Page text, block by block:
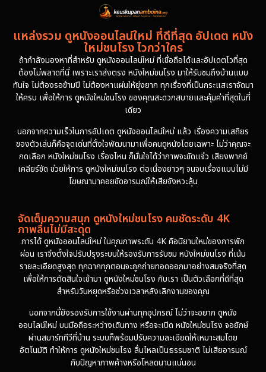
1986
1985
1981
1978
1974
แหล่งรวม ดูหนังออนไลน์ใหม่ ที่ดีที่สุด อัปเดต หนัง
ใหม่ชนโรง ไวกว่าใคร
ถ้ากำลังมองหาที่สำหรับ ดูหนังออนไลน์ใหม่ ที่เชื่อถือได้และอัปเดตไวที่สุด
ต้องไม่พลาดที่นี่ เพราะเราส่งตรง หนังใหม่ชนโรง มาให้รับชมถึงบ้านแบบ
ทันใจ ไม่ต้องรอข้ามปี ไม่ต้องหาแผ่นให้ยุ่งยาก ทุกเรื่องที่เป็นกระแสเราจัดมา
ให้ครบ เพื่อให้การ ดูหนังใหม่ชนโรง ของคุณสะดวกสบายและคุ้มค่าที่สุดในที่
เดียว
นอกจากความเร็วในการอัปเดต ดูหนังออนไลน์ใหม่ แล้ว เรื่องความเสถียร
ของตัวเล่นก็คือจุดเด่นที่ตั้งใจพัฒนามาเพื่อคนดูหนังโดยเฉพาะ ไม่ว่าคุณจะ
กดเลือก หนังใหม่ชนโรง เรื่องไหน ก็มั่นใจได้ว่าภาพจะชัดแจ๋ว เสียงพากย์
เคลียร์ชัด ช่วยให้การ ดูหนังใหม่ชนโรง ต่อเนื่องยาวๆ จนจบเรื่องแบบไม่มี
โฆษณามาคอยขัดอารมณ์ให้เสียจังหวะลุ้น
จัดเต็มความสนุก ดูหนังใหม่ชนโรง คมชัดระดับ 4K
ภาพลื่นไม่มีสะดุด
การได้ ดูหนังออนไลน์ใหม่ ในคุณภาพระดับ 4K คือนิยามใหม่ของการพัก
ผ่อน เราจึงตั้งใจปรับปรุงระบบให้รองรับการรับชม หนังใหม่ชนโรง ที่เน้น
รายละเอียดสูงสุด ทุกฉากทุกตอนจะถูกถ่ายทอดออกมาอย่างสมจริงที่สุด
เพื่อให้การตัดสินใจเข้ามา ดูหนังใหม่ชนโรง กับเรา เป็นตัวเลือกที่ดีที่สุด
สำหรับวันหยุดหรือช่วงเวลาหลังเลิกงานของคุณ
นอกจากนี้ยังรองรับการใช้งานผ่านทุกอุปกรณ์ ไม่ว่าจะอยาก ดูหนัง
ออนไลน์ใหม่ บนมือถือระหว่างเดินทาง หรือจะเปิด หนังใหม่ชนโรง จอยักษ์
ผ่านสมาร์ททีวีที่บ้าน ระบบก็พร้อมปรับความละเอียดให้เหมาะสมโดย
อัตโนมัติ ทำให้การ ดูหนังใหม่ชนโรง ลื่นไหลเป็นธรรมชาติ ไม่เสียอารมณ์
กับปัญหาภาพค้างหรือโหลดนานแน่นอน